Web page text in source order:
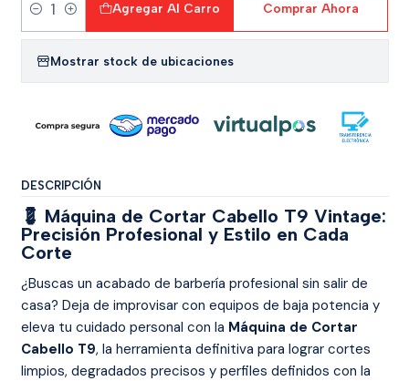
Cantidad
Agregar Al Carro Comprar Ahora
Mostrar stock de ubicaciones
DESCRIPCIÓN
💈 Máquina de Cortar Cabello T9 Vintage:
Precisión Profesional y Estilo en Cada
Corte
¿Buscas un acabado de barbería profesional sin salir de
casa? Deja de improvisar con equipos de baja potencia y
eleva tu cuidado personal con la Máquina de Cortar
Cabello T9, la herramienta definitiva para lograr cortes
limpios, degradados precisos y perfiles definidos con la